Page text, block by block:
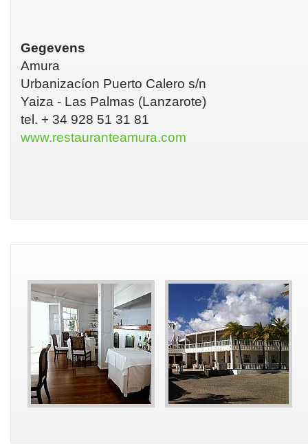
Gegevens
Amura
Urbanizacíon Puerto Calero s/n
Yaiza - Las Palmas (Lanzarote)
tel. + 34 928 51 31 81
www.restauranteamura.com